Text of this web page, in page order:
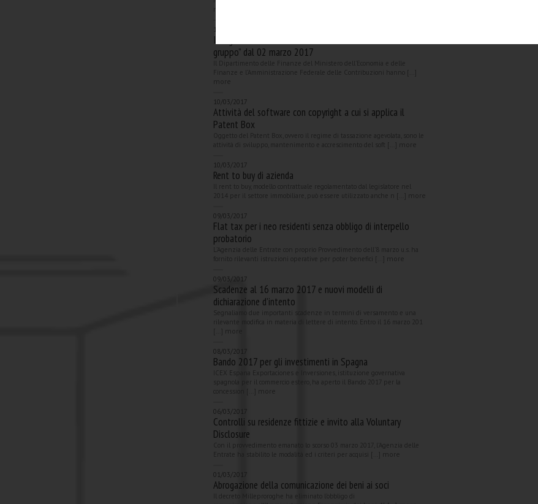
more
15/03/2017
In vigore l'accordo Italia – Svizzera sulle “richieste di
gruppo” dal 02 marzo 2017
Il Dipartimento delle Finanze del Ministero dell’Economia e delle
Finanze e l’Amministrazione Federale delle Contribuzioni hanno [...]
more
10/03/2017
Attività del software con copyright a cui si applica il
Patent Box
Oggetto del Patent Box, ovvero il regime di tassazione agevolata, sono le
attività di sviluppo, mantenimento e accrescimento del soft [...] more
10/03/2017
Rent to buy di azienda
Il rent to buy, modello contrattuale regolamentato dal legislatore nel
2014 per il settore immobiliare, può essere utilizzato anche n [...] more
09/03/2017
Flat tax per i neo residenti senza obbligo di interpello
probatorio
L’Agenzia delle Entrate con proprio Provvedimento dell’8 marzo u.s. ha
fornito rilevanti istruzioni operative per poter benefici [...] more
09/03/2017
Scadenze al 16 marzo 2017 e nuovi modelli di
dichiarazione d’intento
Segnaliamo due importanti scadenze in termini di versamento e una
rilevante modifica in materia di lettere di intento. Entro il 16 marzo 201
more
08/03/2017
Bando 2017 per gli investimenti in Spagna
ICEX Espana Exportaciones e Inversiones, istituzione governativa
spagnola per il commercio estero, ha aperto il Bando 2017 per la
more
06/03/2017
Controlli su residenze fittizie e invito alla Voluntary
Disclosure
Con il provvedimento emanato lo scorso 03 marzo 2017, l’Agenzia delle
Entrate ha stabilito le modalità ed i criteri per acquisi [...] more
01/03/2017
Abrogazione della comunicazione dei beni ai soci
Il decreto Milleproroghe ha eliminato l’obbligo di